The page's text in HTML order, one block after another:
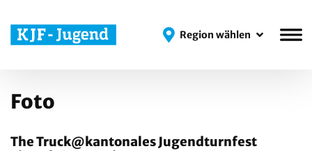
Region wählen
Region wählen
Foto
The Truck@kantonales Jugendturnfest